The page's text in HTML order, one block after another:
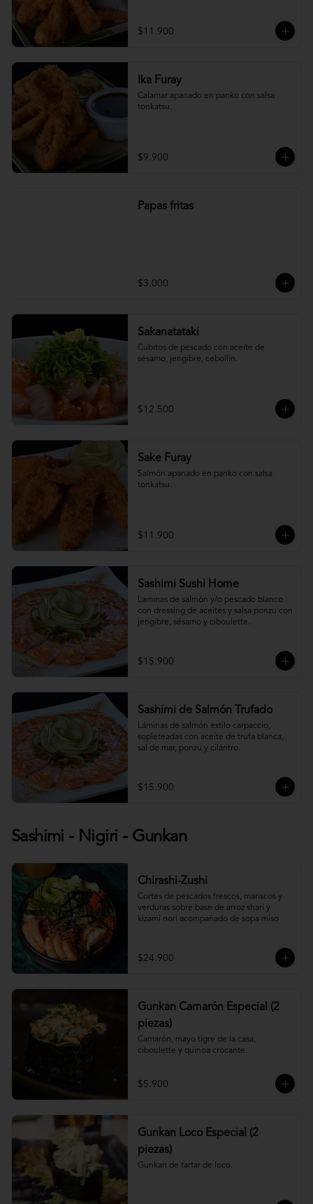
$11.900
Ika Furay
Calamar apanado en panko con salsa
tonkatsu.
$9.900
Papas fritas
$3.000
Sakanatataki
Cubitos de pescado con aceite de
sésamo, jengibre, cebollín.
$12.500
Sake Furay
Salmón apanado en panko con salsa
tonkatsu.
$11.900
Sashimi Sushi Home
Laminas de salmón y/o pescado blanco
con dressing de aceites y salsa ponzu con
jengibre, sésamo y ciboulette.
$15.900
Sashimi de Salmón Trufado
Láminas de salmón estilo carpaccio,
sopleteadas con aceite de trufa blanca,
sal de mar, ponzu y cilántro.
$15.900
Sashimi - Nigiri - Gunkan
Chirashi-Zushi
Cortes de pescados frescos, mariscos y
verduras sobre base de arroz shari y
kizami nori acompañado de sopa miso
$24.900
Gunkan Camarón Especial (2
piezas)
Camarón, mayo tigre de la casa,
ciboulette y quinoa crocante.
$5.900
Gunkan Loco Especial (2
piezas)
Gunkan de tartar de loco.